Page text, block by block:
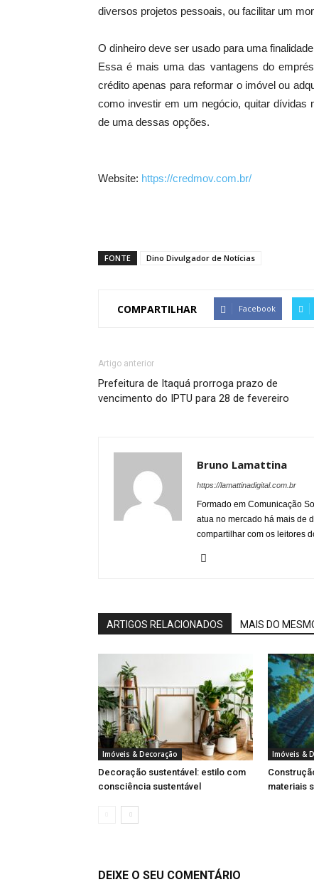
diversos projetos pessoais, ou facilitar um
O dinheiro deve ser usado para uma
Essa é mais uma das vantagens do
crédito apenas para reformar o imóvel ou
como investir em um negócio, quitar
de uma dessas opções.
Website: https://credmov.com.br/
FONTE Dino Divulgador de Notícias
COMPARTILHAR Facebook
Artigo anterior
Prefeitura de Itaquá prorroga prazo de
vencimento do IPTU para 28 de fevereiro
Bruno Lamattina
https://lamattinadigital.com.br
Formado em Comunicação
atua no mercado há mais de
compartilhar com os leitores
ARTIGOS RELACIONADOS MAIS DO
Imóveis & Decoração
Decoração sustentável: estilo com
consciência sustentável
Imóveis &
materiais
DEIXE O SEU COMENTÁRIO